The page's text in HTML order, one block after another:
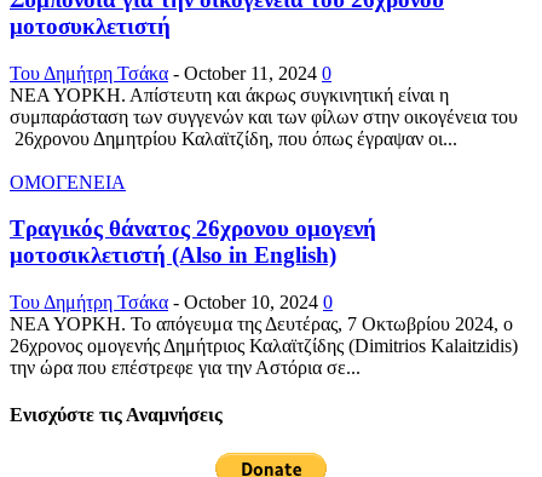
μοτοσυκλετιστή
Του Δημήτρη Τσάκα - October 11, 2024 0
ΝΕΑ ΥΟΡΚΗ. Απίστευτη και άκρως συγκινητική είναι η
συμπαράσταση των συγγενών και των φίλων στην οικογένεια του
26χρονου Δημητρίου Καλαϊτζίδη, που όπως έγραψαν οι...
ΟΜΟΓΕΝΕΙΑ
Τραγικός θάνατος 26χρονου ομογενή
μοτοσικλετιστή (Also in English)
Του Δημήτρη Τσάκα - October 10, 2024 0
ΝΕΑ ΥΟΡΚΗ. Το απόγευμα της Δευτέρας, 7 Οκτωβρίου 2024, ο
26χρονος ομογενής Δημήτριος Καλαϊτζίδης (Dimitrios Kalaitzidis)
την ώρα που επέστρεφε για την Αστόρια σε...
Ενισχύστε τις Αναμνήσεις